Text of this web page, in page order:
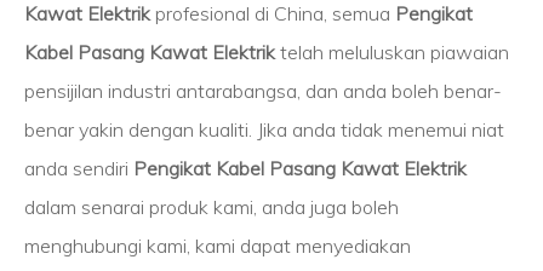
Kawat Elektrikprofesional di China, semua Pengikat
Kabel Pasang Kawat Elektriktelah meluluskan piawaian
pensijilan industri antarabangsa, dan anda boleh benar-
benar yakin dengan kualiti. Jika anda tidak menemui niat
anda sendiri Pengikat Kabel Pasang Kawat Elektrik
dalam senarai produk kami, anda juga boleh
menghubungi kami, kami dapat menyediakan